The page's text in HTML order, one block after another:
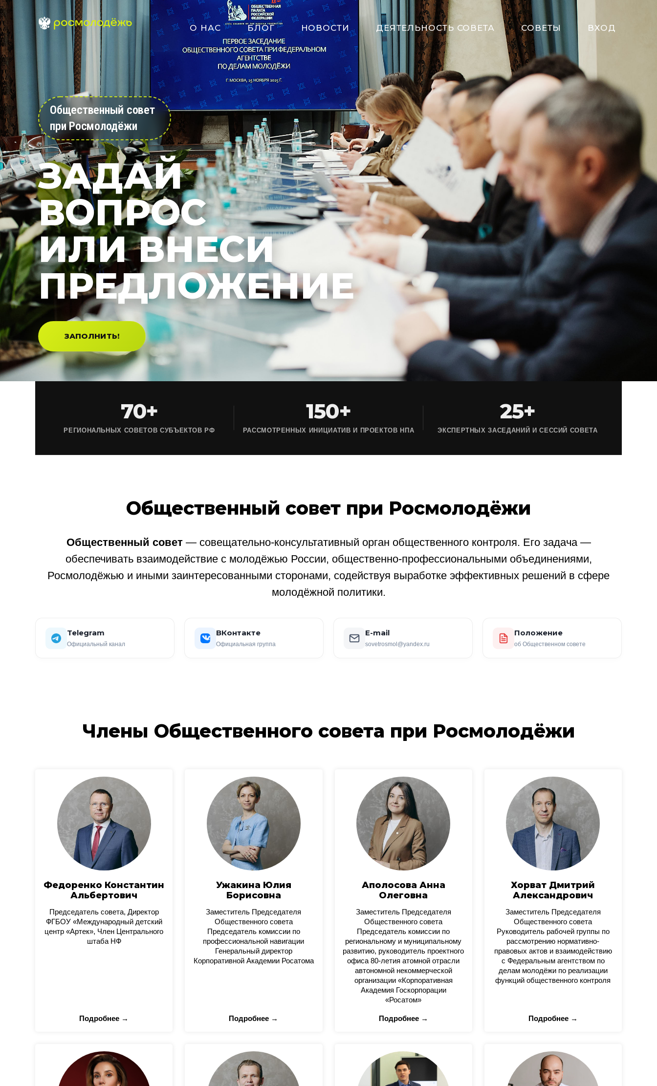
О НАС БЛОГ НОВОСТИ ДЕЯТЕЛЬНОСТЬ СОВЕТА СОВЕТЫ ВХОД
Общественный совет
при Росмолодёжи
ЗАДАЙ
ВОПРОС
ИЛИ ВНЕСИ
ПРЕДЛОЖЕНИЕ
ЗАПОЛНИТЬ!
70+
РЕГИОНАЛЬНЫХ СОВЕТОВ СУБЪЕКТОВ РФ
150+
РАССМОТРЕННЫХ ИНИЦИАТИВ И ПРОЕКТОВ НПА
25+
ЭКСПЕРТНЫХ ЗАСЕДАНИЙ И СЕССИЙ СОВЕТА
Общественный совет при Росмолодёжи
Общественный совет— совещательно-консультативный орган общественного контроля. Его задача —
обеспечивать взаимодействие с молодёжью России, общественно-профессиональными объединениями,
Росмолодёжью и иными заинтересованными сторонами, содействуя выработке эффективных решений в сфере
молодёжной политики.
Telegram
Официальный канал
ВКонтакте
Официальная группа
E-mail
sovetrosmol@yandex.ru
Положение
об Общественном совете
Члены Общественного совета при Росмолодёжи
Федоренко Константин
Альбертович
Председатель совета, Директор
ФГБОУ «Международный детский
центр «Артек», Член Центрального
штаба НФ
Подробнее →
Ужакина Юлия
Борисовна
Заместитель Председателя
Общественного совета
Председатель комиссии по
профессиональной навигации
Генеральный директор
Корпоративной Академии Росатома
Подробнее →
Аполосова Анна
Олеговна
Заместитель Председателя
Общественного совета
Председатель комиссии по
региональному и муниципальному
развитию, руководитель проектного
офиса 80-летия атомной отрасли
автономной некоммерческой
организации «Корпоративная
Академия Госкорпорации
«Росатом»
Подробнее →
Хорват Дмитрий
Александрович
Заместитель Председателя
Общественного совета
Руководитель рабочей группы по
рассмотрению нормативно-
правовых актов и взаимодействию
с Федеральным агентством по
делам молодёжи по реализации
функций общественного контроля
Подробнее →